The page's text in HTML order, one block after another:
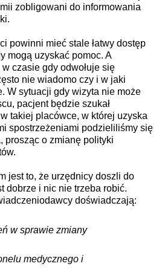
zobligowani do informowania
powinni mieć stale łatwy dostęp
mogą uzyskać pomoc. A
czasie gdy odwołuje się
nie wiadomo czy i w jaki
W sytuacji gdy wizyta nie może
pacjent będzie szukał
takiej placówce, w której uzyska
spostrzeżeniami podzieliliśmy się
prosząc o zmianę polityki
jest to, że urzędnicy doszli do
dobrze i nic nie trzeba robić.
doświadczają:
w sprawie zmiany
medycznego i